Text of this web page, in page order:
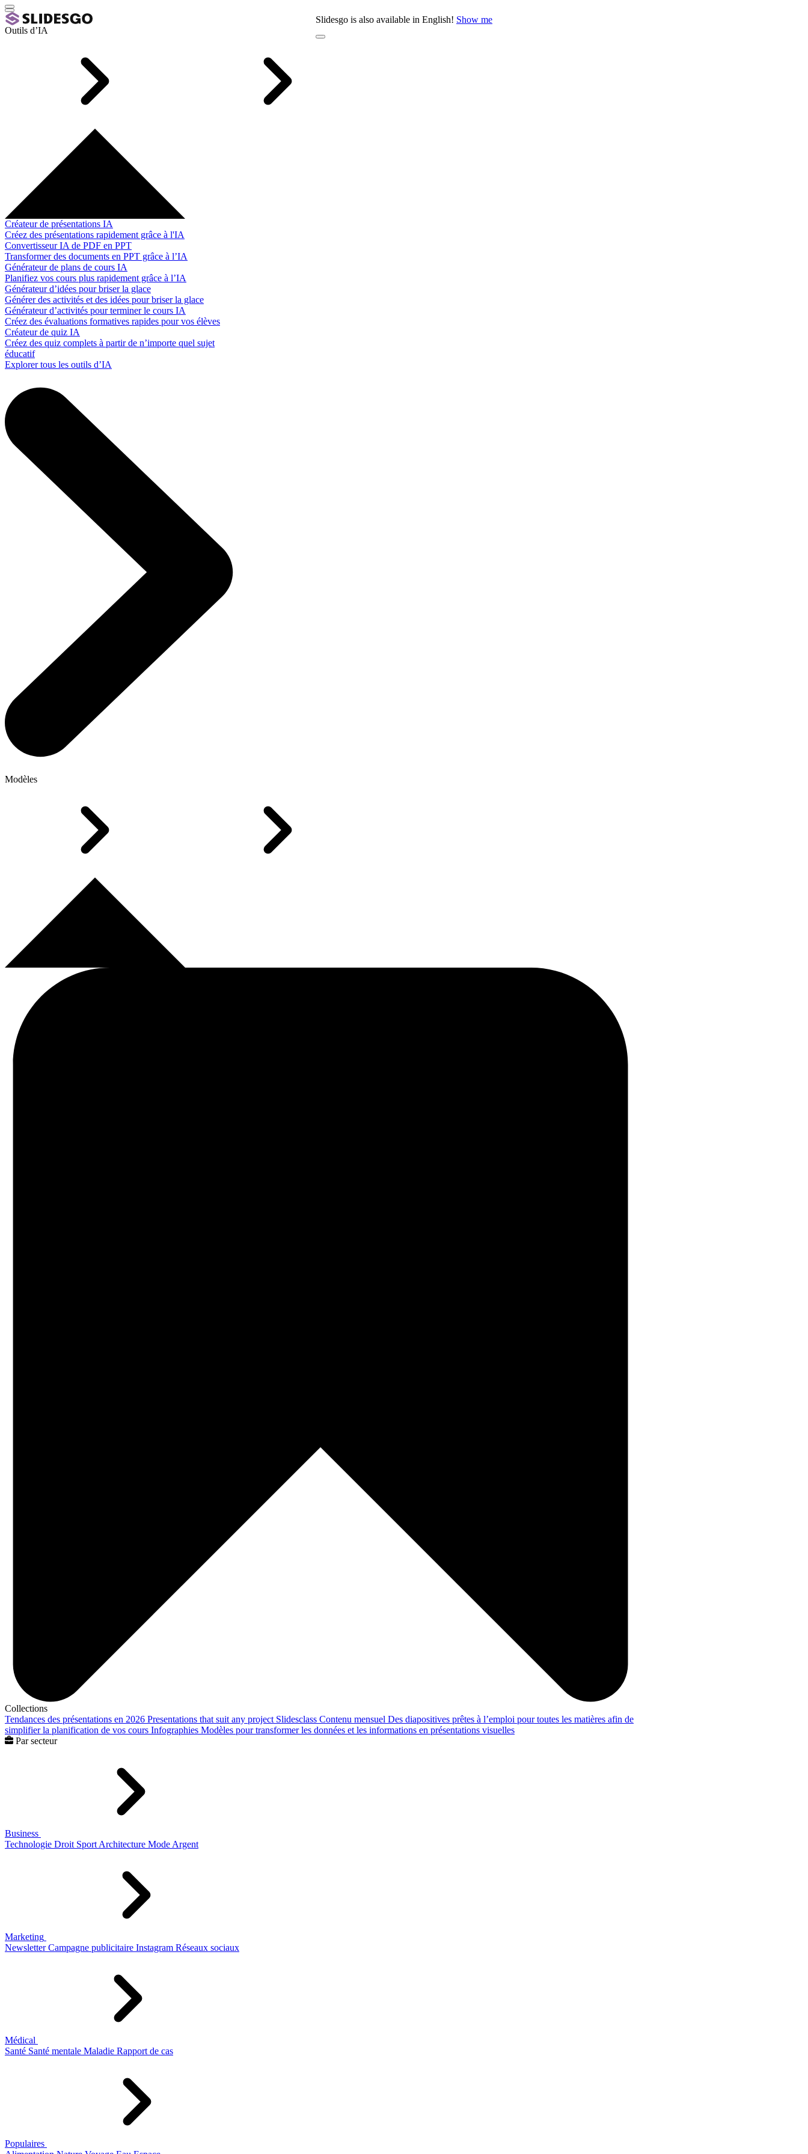
Slidesgo is also available in English! Show me
Outils d’IA
Créateur de présentations IA
Créez des présentations rapidement grâce à l'IA
Convertisseur IA de PDF en PPT
Transformer des documents en PPT grâce à l’IA
Générateur de plans de cours IA
Planifiez vos cours plus rapidement grâce à l’IA
Générateur d’idées pour briser la glace
Générer des activités et des idées pour briser la glace
Générateur d’activités pour terminer le cours IA
Créez des évaluations formatives rapides pour vos élèves
Créateur de quiz IA
Créez des quiz complets à partir de n’importe quel sujet
éducatif
Explorer tous les outils d’IA
Modèles
Collections
Tendances des présentations en 2026 Presentations that suit any project Slidesclass Contenu mensuel Des diapositives prêtes à l’emploi pour toutes les matières afin de
simplifier la planification de vos cours Infographies Modèles pour transformer les données et les informations en présentations visuelles
Par secteur
Business
Technologie Droit Sport Architecture Mode Argent
Marketing
Newsletter Campagne publicitaire Instagram Réseaux sociaux
Médical
Santé Santé mentale Maladie Rapport de cas
Populaires